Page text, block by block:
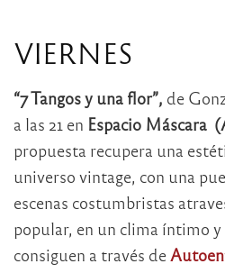
VIERNES
“7 Tangos y una flor”, de
a las 21 en Espacio Máscara
propuesta recupera una
universo vintage, con una
escenas costumbristas
popular, en un clima íntimo
consiguen a través de